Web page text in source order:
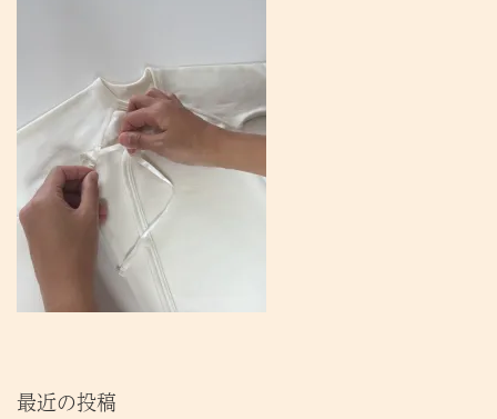
最近の投稿